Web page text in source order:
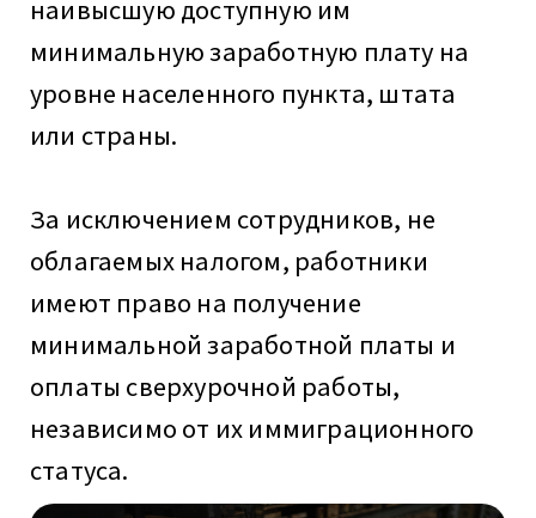
наивысшую доступную им
минимальную заработную плату на
уровне населенного пункта, штата
или страны.
За исключением сотрудников, не
облагаемых налогом, работники
имеют право на получение
минимальной заработной платы и
оплаты сверхурочной работы,
независимо от их иммиграционного
статуса.